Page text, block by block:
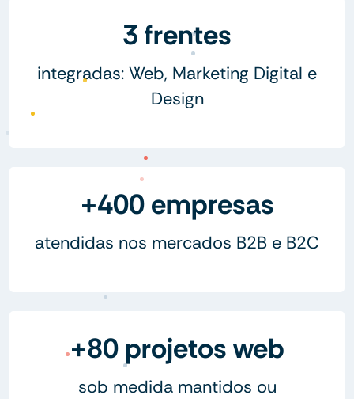
3 frentes
integradas: Web, Marketing Digital e
Design
+400 empresas
atendidas nos mercados B2B e B2C
+80 projetos web
sob medida mantidos ou